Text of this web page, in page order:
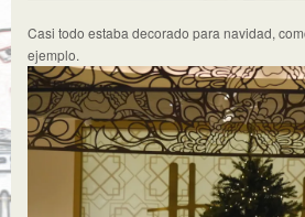
Casi todo estaba decorado para navidad,
ejemplo.